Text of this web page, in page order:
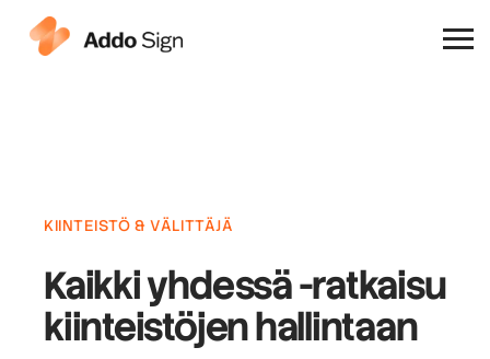
Miksi Addo Sign
KIINTEISTÖ & VÄLITTÄJÄ
Kaikki yhdessä -ratkaisu
kiinteistöjen hallintaan